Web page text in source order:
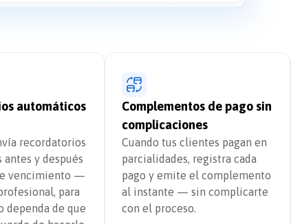
automáticos
recordatorios
y después
vencimiento —
para
dependa de que
Complementos de pago sin
complicaciones
Cuando tus clientes pagan en
parcialidades, registra cada
pago y emite el complemento
al instante — sin complicarte
con el proceso.